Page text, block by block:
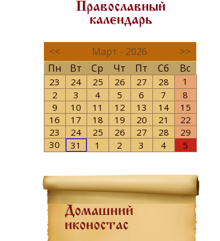
Православный
календарь
<< Март - 2026
>>
Пн
Вт Ср Чт Пт Сб Вс
23 24 25 26 27 28
1
2
3 4 5 6 7
8
9
10 11 12 13 14
15
16
17 18 19 20 21
22
23
24 25 26 27 28
29
30
31 1 2 3 4 5
Домашний
иконостас